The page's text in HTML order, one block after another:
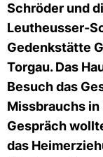
Schröder und
Leutheusser-
Gedenkstätte
Torgau. Das
Besuch das
Missbrauchs in
Gespräch
das